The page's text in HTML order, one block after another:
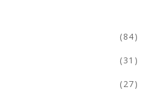
(84)
(31)
(27)